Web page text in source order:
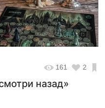
161 2
назад»